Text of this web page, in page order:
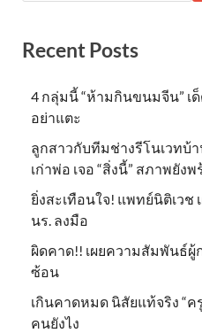
Recent Posts
4 กลุ่มนี้ “ห้ามกินขนมจีน” เ
อย่าแตะ
ลูกสาวกับทีมช่างรีโนเวทบ้
เก่าพ่อ เจอ “สิ่งนี้” สภาพยัง
ยิ่งสะเทือนใจ! แพทย์นิติเวช
นร. ลงมือ
ผิดคาด!! เผยความสัมพันธ์ผู้
ซ้อน
เกินคาดหมด นิสัยแท้จริง “ค
คนยังไง